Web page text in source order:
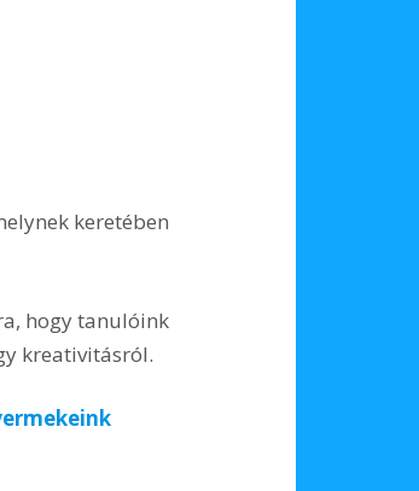
keretében
hogy tanulóink
kreativitásról.